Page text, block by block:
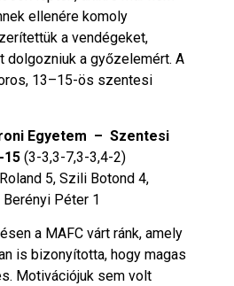
ellenére komoly
a vendégeket,
dolgozniuk a győzelemért. A
13–15-ös szentesi
Egyetem – Szentesi
15(3-3,3-7,3-3,4-2)
5, Szili Botond 4,
Péter 1
a MAFC várt ránk, amely
is bizonyította, hogy magas
Motivációjuk sem volt